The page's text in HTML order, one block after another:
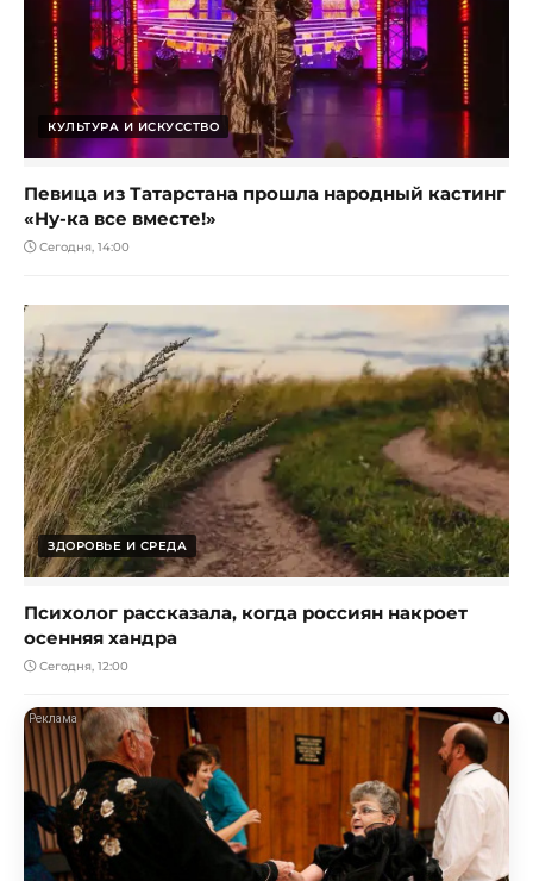
КУЛЬТУРА И ИСКУССТВО
Певица из Татарстана прошла народный кастинг
«Ну-ка все вместе!»
Сегодня, 14:00
ЗДОРОВЬЕ И СРЕДА
Психолог рассказала, когда россиян накроет
осенняя хандра
Сегодня, 12:00
i